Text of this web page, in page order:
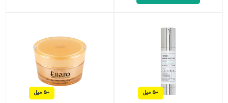
50 میل 50 میل